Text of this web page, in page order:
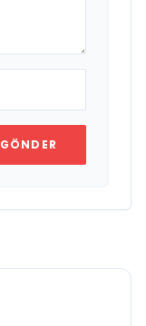
GÖNDER